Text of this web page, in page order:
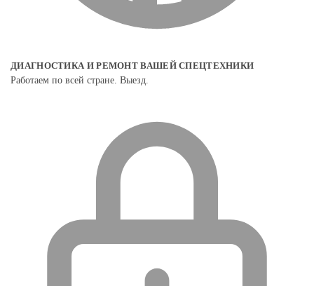
ДИАГНОСТИКА И РЕМОНТ ВАШЕЙ СПЕЦТЕХНИКИ
Работаем по всей стране. Выезд.